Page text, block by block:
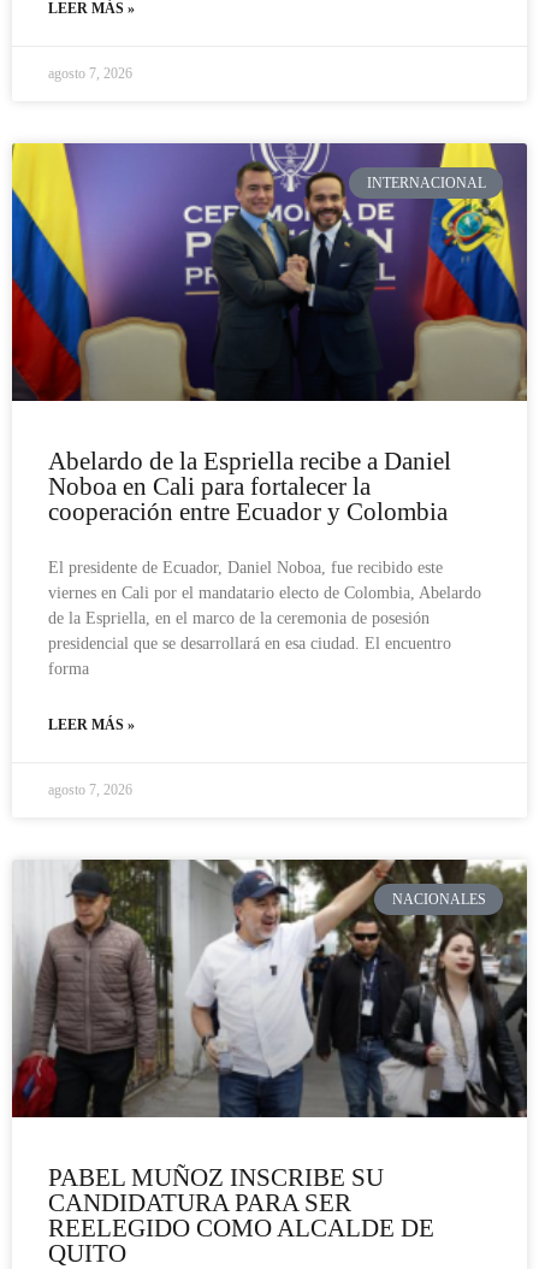
LEER MÁS »
agosto 7, 2026
INTERNACIONAL
Abelardo de la Espriella recibe a Daniel
Noboa en Cali para fortalecer la
cooperación entre Ecuador y Colombia
El presidente de Ecuador, Daniel Noboa, fue recibido este
viernes en Cali por el mandatario electo de Colombia, Abelardo
de la Espriella, en el marco de la ceremonia de posesión
presidencial que se desarrollará en esa ciudad. El encuentro
forma
LEER MÁS »
agosto 7, 2026
NACIONALES
PABEL MUÑOZ INSCRIBE SU
CANDIDATURA PARA SER
REELEGIDO COMO ALCALDE DE
QUITO